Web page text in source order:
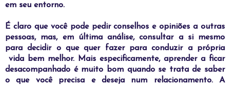
em seu entorno.
É claro que você pode pedir conselhos e opiniões a outras
pessoas, mas, em última análise, consultar a si mesmo
para decidir o que quer fazer para conduzir a própria
vida bem melhor. Mais especificamente, aprender a ficar
desacompanhado é muito bom quando se trata de saber
o que você precisa e deseja num relacionamento. A